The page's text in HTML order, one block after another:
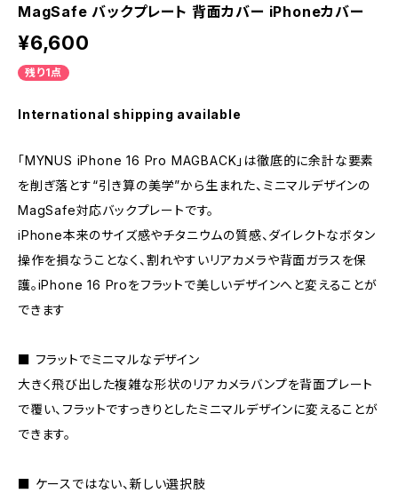
MagSafe バックプレート 背面カバー iPhoneカバー
¥6,600
残り1点
International shipping available
「MYNUS iPhone 16 Pro MAGBACK」は徹底的に余計な要素
を削ぎ落とす“引き算の美学”から生まれた、ミニマルデザインの
MagSafe対応バックプレートです。
iPhone本来のサイズ感やチタニウムの質感、ダイレクトなボタン
操作を損なうことなく、割れやすいリアカメラや背面ガラスを保
護。iPhone 16 Proをフラットで美しいデザインへと変えることが
できます
■ フラットでミニマルなデザイン
大きく飛び出した複雑な形状のリアカメラバンプを背面プレート
で覆い、フラットですっきりとしたミニマルデザインに変えることが
できます。
■ ケースではない、新しい選択肢